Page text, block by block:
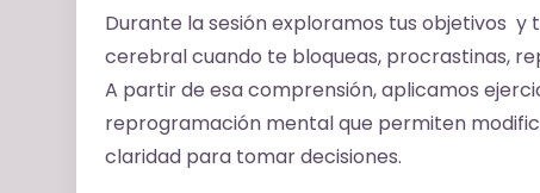
Durante la sesión exploramos tus objetivos
cerebral cuando te bloqueas, procrastinas,
A partir de esa comprensión, aplicamos
reprogramación mental que permiten
claridad para tomar decisiones.